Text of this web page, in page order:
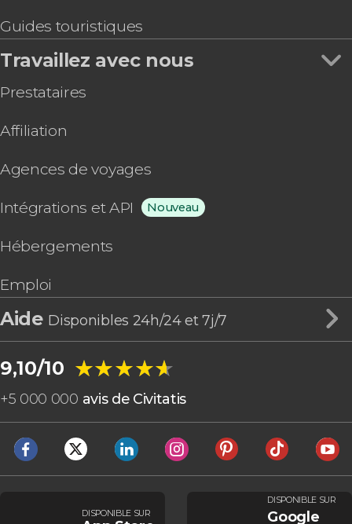
Guides touristiques
Travaillez avec nous
Prestataires
Affiliation
Agences de voyages
Intégrations et API Nouveau
Hébergements
Emploi
Aide Disponibles 24h/24 et 7j/7
9,10/10 ★★★★★
★★★★★
+5 000 000 avis de Civitatis
DISPONIBLE SUR
DISPONIBLE SUR
Google